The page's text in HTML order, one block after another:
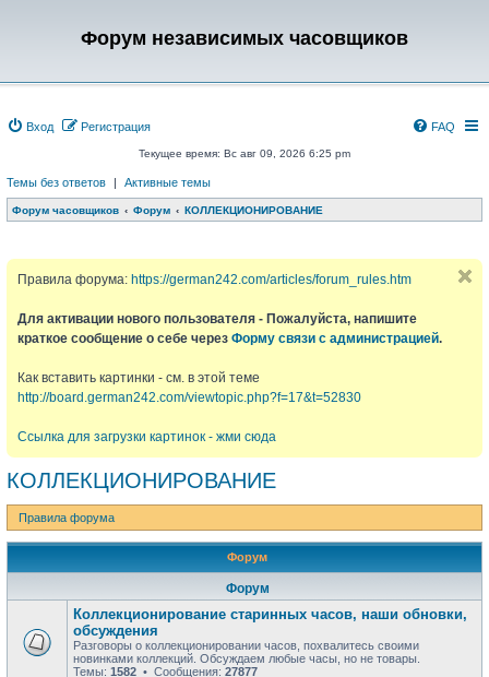
Форум независимых часовщиков
Вход Регистрация FAQ
Текущее время: Вс авг 09, 2026 6:25 pm
Темы без ответов | Активные темы
Форум часовщиков Форум КОЛЛЕКЦИОНИРОВАНИЕ
Правила форума: https://german242.com/articles/forum_rules.htm
Для активации нового пользователя - Пожалуйста, напишите
краткое сообщение о себе через Форму связи с администрацией.
Как вставить картинки - см. в этой теме
http://board.german242.com/viewtopic.php?f=17&t=52830
Ссылка для загрузки картинок - жми сюда
КОЛЛЕКЦИОНИРОВАНИЕ
Правила форума
Форум
Форум
Коллекционирование старинных часов, наши обновки,
обсуждения
Разговоры о коллекционировании часов, похвалитесь своими
новинками коллекций. Обсуждаем любые часы, но не товары.
Темы: 1582 • Сообщения: 27877